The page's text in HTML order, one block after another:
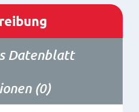
Datenblatt
(0)